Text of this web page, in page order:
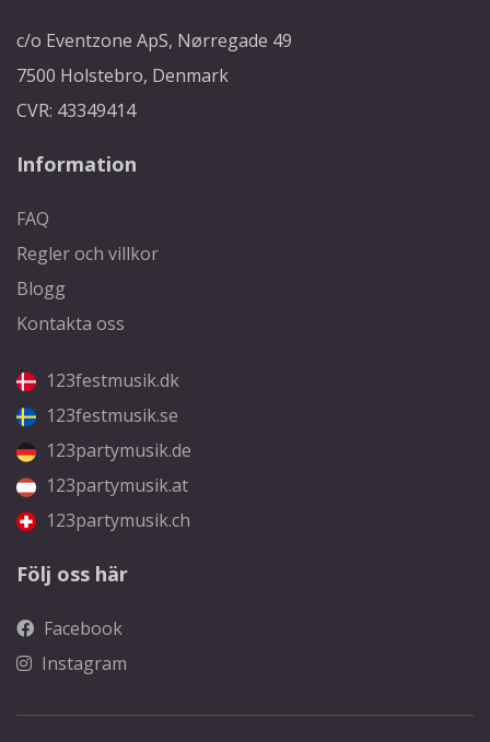
c/o Eventzone ApS, Nørregade 49
7500 Holstebro, Denmark
CVR: 43349414
Information
FAQ
Regler och villkor
Blogg
Kontakta oss
123festmusik.dk
123festmusik.se
123partymusik.de
123partymusik.at
123partymusik.ch
Följ oss här
Facebook
Instagram